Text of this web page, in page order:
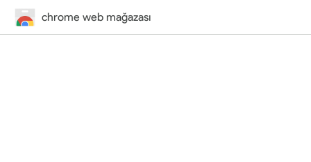
chrome web mağazası